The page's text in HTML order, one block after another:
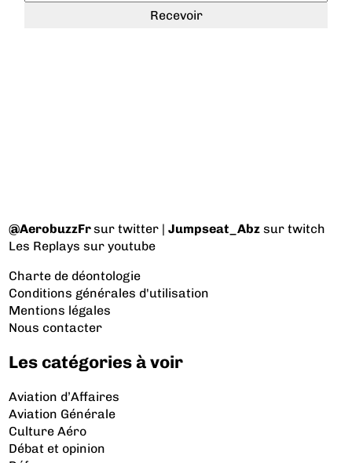
@AerobuzzFrsur twitter |Jumpseat_Abz sur twitch
Les Replays sur youtube
Charte de déontologie
Conditions générales d'utilisation
Mentions légales
Nous contacter
Les catégories à voir
Aviation d’Affaires
Aviation Générale
Culture Aéro
Débat et opinion